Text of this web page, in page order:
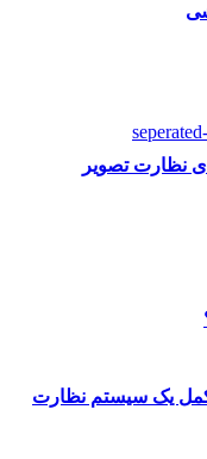
نظارت تصویر
یک سیستم نظارت